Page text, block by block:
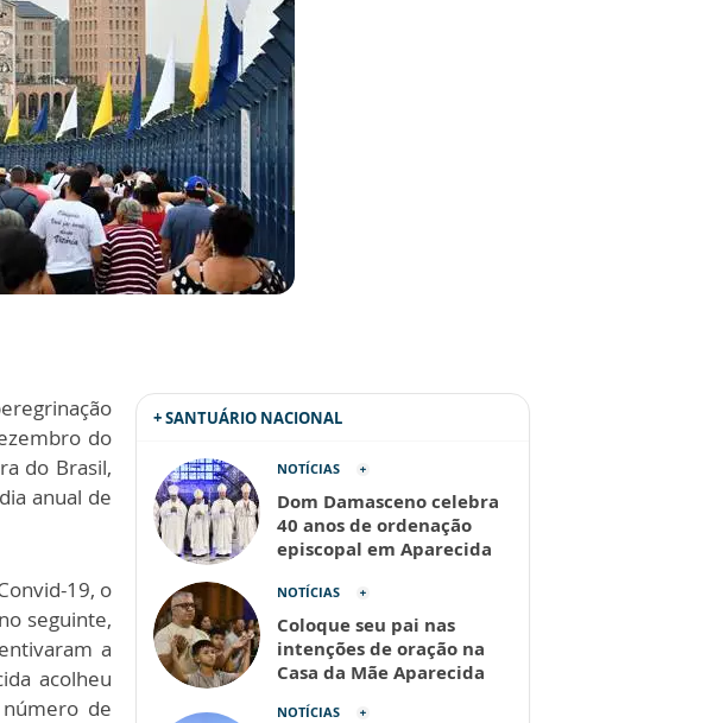
do
do Brasil,
anual de
19, o
seguinte,
a
acolheu
de
+ SANTUÁRIO NACIONAL
NOTÍCIAS
Dom Damasceno celebra
40 anos de ordenação
episcopal em Aparecida
NOTÍCIAS
Coloque seu pai nas
intenções de oração na
Casa da Mãe Aparecida
NOTÍCIAS